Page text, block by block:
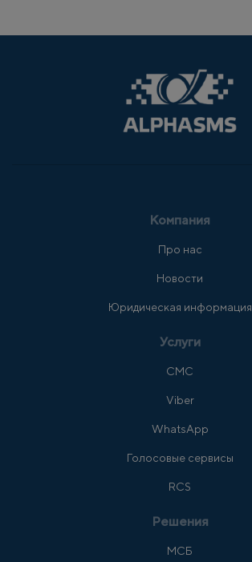
Компания
Про нас
Новости
Юридическая информация
Услуги
СМС
Viber
WhatsApp
Голосовые сервисы
RCS
Решения
МСБ